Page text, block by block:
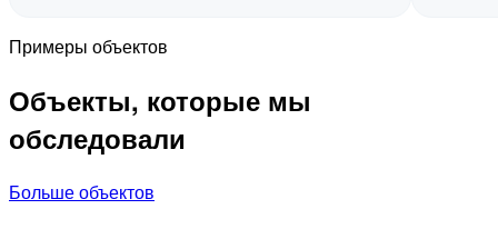
Примеры объектов
Объекты, которые мы
обследовали
Больше объектов